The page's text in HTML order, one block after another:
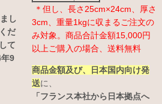
し
だ
て
9
＊但し、長さ25cm×24cm、厚さ
3cm、重量1kgに収まるご注文の
み対象。商品合計金額15,000円
以上ご購入の場合、送料無料
商品金額及び、日本国内向け発
送に、
「フランス本社から日本拠点へ